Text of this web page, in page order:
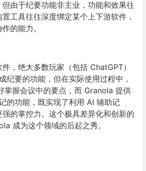
由于纪要功能非主业，功能和效果往
工具往往深度绑定某个上下游软件，
的能力。
，绝大多数玩家（包括 ChatGPT）
纪要的功能，但在实际使用过程中，
掌握会议中的要点，而 Granola 提供
的功能，既实现了利用 AI 辅助记
的掌控力。这个极具差异化和创新的
成为这个领域的后起之秀。